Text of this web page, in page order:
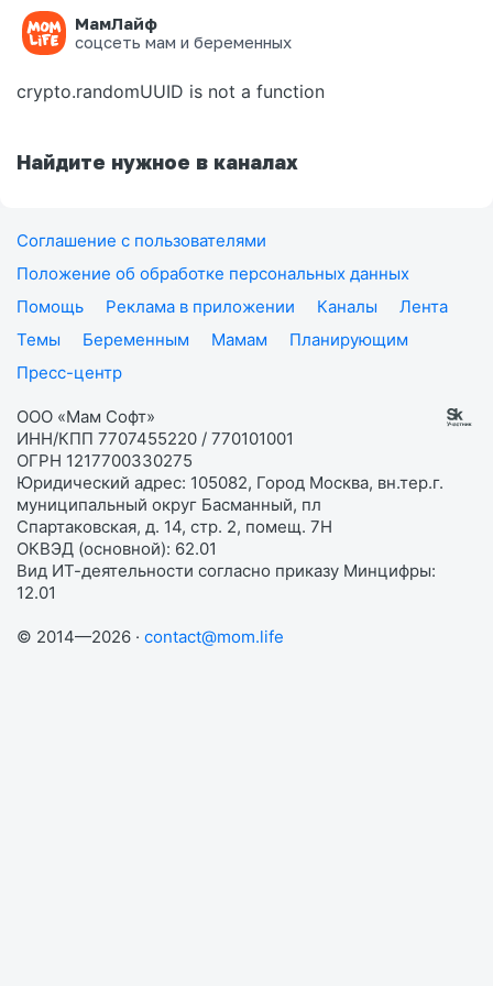
МамЛайф
соцсеть мам и беременных
Ошибка на странице
crypto.randomUUID is not a function
Найдите нужное в каналах
Соглашение с пользователями
Положение об обработке персональных данных
Помощь
Реклама в приложении Каналы
Лента
Темы
Беременным Мамам
Планирующим
Пресс-центр
ООО «Мам Софт»
ИНН/КПП 7707455220 / 770101001
ОГРН 1217700330275
Юридический адрес: 105082, Город Москва, вн.тер.г.
муниципальный округ Басманный, пл
Спартаковская, д. 14, стр. 2, помещ. 7Н
ОКВЭД (основной): 62.01
Вид ИТ-деятельности согласно приказу Минцифры:
12.01
© 2014—2026 · contact@mom.life